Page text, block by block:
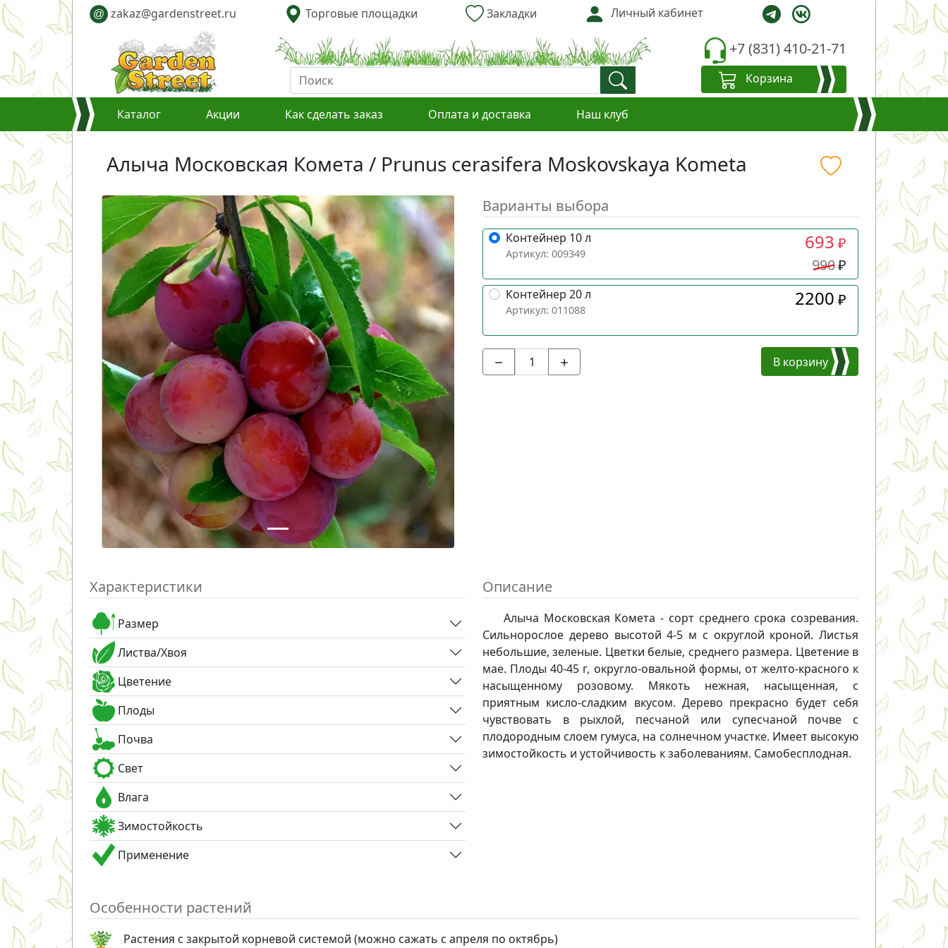
@ zakaz@gardenstreet.ru Торговые площадки Закладки Личный кабинет
+7 (831) 410-21-71
Корзина
Каталог Акции Как сделать заказ Оплата и доставка Наш клуб
Алыча Московская Комета / Prunus cerasifera Moskovskaya Kometa
Варианты выбора
Контейнер 10 л
Артикул: 009349
693 ₽
990₽
Контейнер 20 л
Артикул: 011088
2200 ₽
В корзину
Характеристики
Размер
Листва/Хвоя
Цветение
Плоды
Почва
Свет
Влага
Зимостойкость
Применение
Описание
Алыча Московская Комета - сорт среднего срока созревания.
Сильнорослое дерево высотой 4-5 м с округлой кроной. Листья
небольшие, зеленые. Цветки белые, среднего размера. Цветение в
мае. Плоды 40-45 г, округло-овальной формы, от желто-красного к
насыщенному розовому. Мякоть нежная, насыщенная, с
приятным кисло-сладким вкусом. Дерево прекрасно будет себя
чувствовать в рыхлой, песчаной или супесчаной почве с
плодородным слоем гумуса, на солнечном участке. Имеет высокую
зимостойкость и устойчивость к заболеваниям. Самобесплодная.
Особенности растений
Растения с закрытой корневой системой (можно сажать с апреля по октябрь)